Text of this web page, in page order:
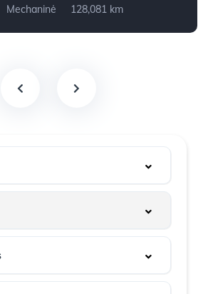
Mechaninė
128,081 km